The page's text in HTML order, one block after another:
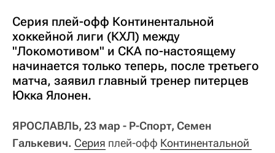
Серия плей-офф Континентальной
хоккейной лиги (КХЛ) между
"Локомотивом" и СКА по-настоящему
начинается только теперь, после третьего
матча, заявил главный тренер питерцев
Юкка Ялонен.
ЯРОСЛАВЛЬ, 23 мар - Р-Спорт, Семен
Галькевич. Серия плей-офф Континентальной